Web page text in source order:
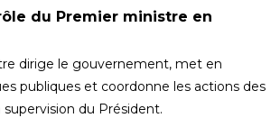
du Premier ministre en
dirige le gouvernement, met en
publiques et coordonne les actions des
du Président.